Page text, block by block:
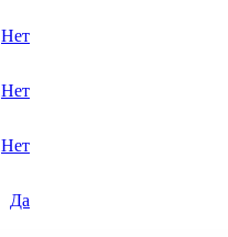
Нет
Нет
Нет
Да